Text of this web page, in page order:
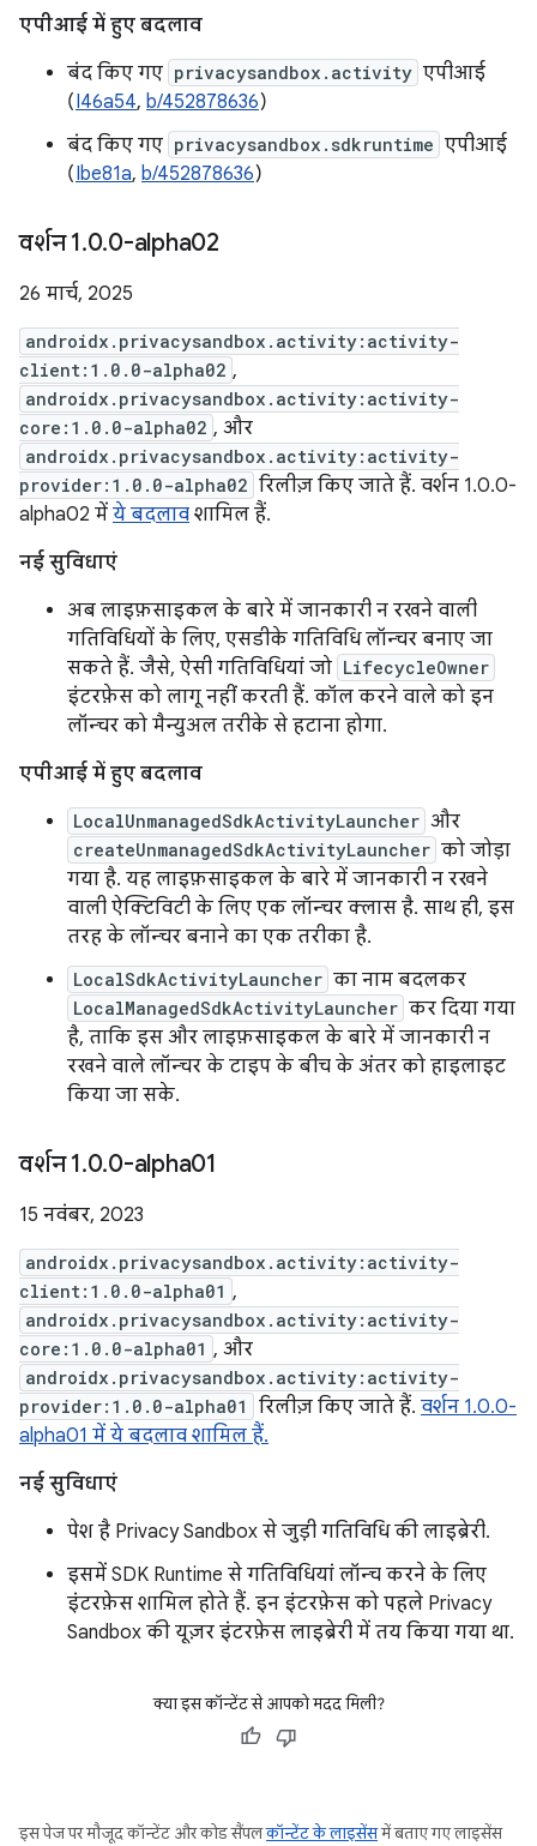
एपीआई में हुए बदलाव
बंद किए गए privacysandbox.activity एपीआई
(I46a54, b/452878636)
बंद किए गए privacysandbox.sdkruntime एपीआई
(Ibe81a, b/452878636)
वर्शन 1.0.0-alpha02
26 मार्च, 2025
androidx.privacysandbox.activity:activity-
client:1.0.0-alpha02 ,
androidx.privacysandbox.activity:activity-
core:1.0.0-alpha02 , और
androidx.privacysandbox.activity:activity-
provider:1.0.0-alpha02 रिलीज़ किए जाते हैं. वर्शन 1.0.0-
alpha02 में ये बदलाव शामिल हैं.
नई सुविधाएं
अब लाइफ़साइकल के बारे में जानकारी न रखने वाली
गतिविधियों के लिए, एसडीके गतिविधि लॉन्चर बनाए जा
सकते हैं. जैसे, ऐसी गतिविधियां जो LifecycleOwner
इंटरफ़ेस को लागू नहीं करती हैं. कॉल करने वाले को इन
लॉन्चर को मैन्युअल तरीके से हटाना होगा.
एपीआई में हुए बदलाव
LocalUnmanagedSdkActivityLauncher और
createUnmanagedSdkActivityLauncher को जोड़ा
गया है. यह लाइफ़साइकल के बारे में जानकारी न रखने
वाली ऐक्टिविटी के लिए एक लॉन्चर क्लास है. साथ ही, इस
तरह के लॉन्चर बनाने का एक तरीका है.
LocalSdkActivityLauncher का नाम बदलकर
LocalManagedSdkActivityLauncher कर दिया गया
है, ताकि इस और लाइफ़साइकल के बारे में जानकारी न
रखने वाले लॉन्चर के टाइप के बीच के अंतर को हाइलाइट
किया जा सके.
वर्शन 1.0.0-alpha01
15 नवंबर, 2023
androidx.privacysandbox.activity:activity-
client:1.0.0-alpha01 ,
androidx.privacysandbox.activity:activity-
core:1.0.0-alpha01 , और
androidx.privacysandbox.activity:activity-
provider:1.0.0-alpha01
रिलीज़ किए जाते हैं. वर्शन 1.0.0-
alpha01 में ये बदलाव शामिल हैं.
नई सुविधाएं
पेश है Privacy Sandbox से जुड़ी गतिविधि की लाइब्रेरी.
इसमें SDK Runtime से गतिविधियां लॉन्च करने के लिए
इंटरफ़ेस शामिल होते हैं. इन इंटरफ़ेस को पहले Privacy
Sandbox की यूज़र इंटरफ़ेस लाइब्रेरी में तय किया गया था.
क्या इस कॉन्टेंट से आपको मदद मिली?
इस पेज पर मौजूद कॉन्टेंट और कोड सैंपलकॉन्टेंट के लाइसेंसमें बताए गए लाइसेंस